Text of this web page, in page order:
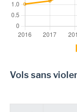
Vols sans